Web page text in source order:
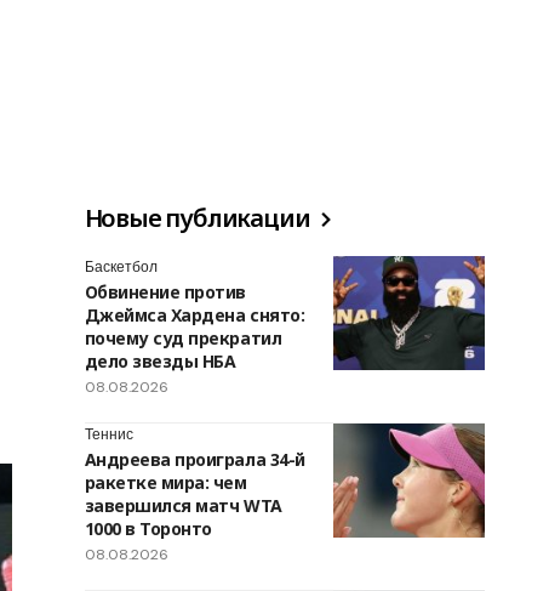
Новые публикации
Баскетбол
Обвинение против
Джеймса Хардена снято:
почему суд прекратил
дело звезды НБА
08.08.2026
Теннис
Андреева проиграла 34-й
ракетке мира: чем
завершился матч WTA
1000 в Торонто
08.08.2026